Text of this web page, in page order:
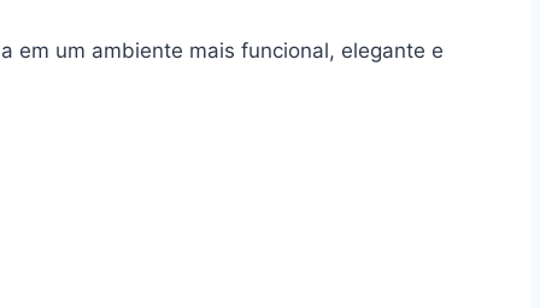
em um ambiente mais funcional, elegante e